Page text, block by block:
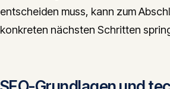
entscheiden muss, kann zum
konkreten nächsten Schritten